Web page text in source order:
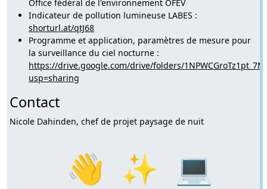
Office fédéral de l'environnement OFEV
Indicateur de pollution lumineuse LABES :
shorturl.at/qtJ68
Programme et application, paramètres de mesure pour
la surveillance du ciel nocturne :
https://drive.google.com/drive/folders/
usp=sharing
Contact
Nicole Dahinden, chef de projet paysage de nuit
👋 ✨ 💻